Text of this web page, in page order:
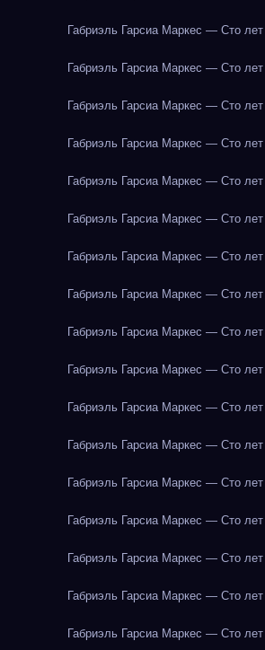
Габриэль Гарсиа Маркес — Сто лет
Габриэль Гарсиа Маркес — Сто лет
Габриэль Гарсиа Маркес — Сто лет
Габриэль Гарсиа Маркес — Сто лет
Габриэль Гарсиа Маркес — Сто лет
Габриэль Гарсиа Маркес — Сто лет
Габриэль Гарсиа Маркес — Сто лет
Габриэль Гарсиа Маркес — Сто лет
Габриэль Гарсиа Маркес — Сто лет
Габриэль Гарсиа Маркес — Сто лет
Габриэль Гарсиа Маркес — Сто лет
Габриэль Гарсиа Маркес — Сто лет
Габриэль Гарсиа Маркес — Сто лет
Габриэль Гарсиа Маркес — Сто лет
Габриэль Гарсиа Маркес — Сто лет
Габриэль Гарсиа Маркес — Сто лет
Габриэль Гарсиа Маркес — Сто лет